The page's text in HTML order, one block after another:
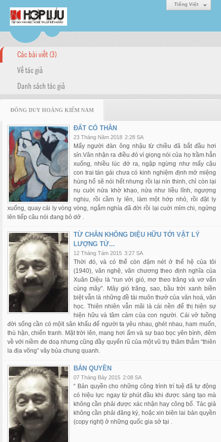
Tiếng Việt
Các bài viết (3)
Về tác giả
Danh sách tác giả
ĐÔNG DUY HOÀNG KIẾM NAM
ĐẤT CÓ THẦN
23 Tháng Năm 2018 2:28 SA
Mấy người đàn ông nhậu từ chiều đã bắt đầu hơi
sỉn.Vân nhận ra điều đó vì giọng nói của họ trầm hẳn
xuống, nhiều lúc đớ ra, ngập ngừng như mấy cậu
con trai tán gái chưa có kinh nghiệm định mở miệng
hùng hổ sẽ nói hết nhưng rồi lại nín thinh, chỉ còn lại
nụ cuời nửa khờ khạo, nửa như liều lĩnh, ngượng
nghịu, rồi cầm ly lên, làm một hớp nhỏ, rồi đặt ly
xuống, quay cái ly vòng vòng, ngắm nghía đã đời rồi lại cuời mỉm chi, ngửng
lên tiếp câu nói đang bỏ dở .
TỪ CHÂN KHÔNG DIỆU HỮU TỚI VẬT LÝ
LƯỢNG TỬ...
12 Tháng Tám 2015 3:27 SA
Thời đó, và có thể còn đậm nét ở thế hệ của tôi
(1940), văn nghệ, văn chương theo định nghĩa của
Xuân Diệu là “run với gió, mơ theo trăng và vơ vẩn
cùng mây”. Mây gió trăng, sao, bầu trời xanh biền
biệt vẫn là những đề tài muôn thưở của văn hoá, văn
học. Thiên nhiên vẫn mãi là cái nền để thị hiện sự
hiện hữu và tâm cảm của con người. Cái vở tuồng
đời sống cần có mộït sân khấu để người ta yêu nhau, ghét nhau, ham muốn,
thù hận, chiến tranh. Mặt trời lên, mang hơi ấm và sự bao bọc yên bình, đêm
về với niềm đe doạ nhưng cũng đầy quyến rũ của một vũ trụ thăm thẳm “thiên
la địa võng” vây bủa chung quanh.
BẢN QUYỀN
07 Tháng Bảy 2015 2:08 SA
“ Bản quyền cho những công trình trí tuệ đã tự động
có hiệu lực ngay từ phút đầu khi được sáng tạo mà
không cần phải được xác nhận hay công bố. Tác giả
không cần phải đăng ký, hoặc xin biên lai bản quyền
(copy right) ở những quốc gia sở tại .